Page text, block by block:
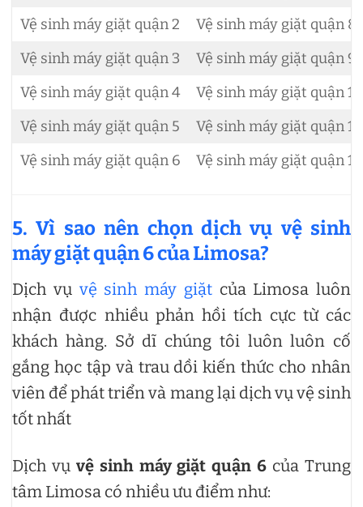
Vệ sinh máy giặt quận 2
Vệ sinh máy giặt quận 8
Vệ sinh máy giặt quận 3
Vệ sinh máy giặt quận 9
Vệ sinh máy giặt quận 4
Vệ sinh máy giặt quận 10
Vệ sinh máy giặt quận 5
Vệ sinh máy giặt quận 11
Vệ sinh máy giặt quận 6
Vệ sinh máy giặt quận 12
5. Vì sao nên chọn dịch vụ vệ sinh
máy giặt quận 6 của Limosa?
Dịch vụ vệ sinh máy giặtcủa Limosa luôn
nhận được nhiều phản hồi tích cực từ các
khách hàng. Sở dĩ chúng tôi luôn luôn cố
gắng học tập và trau dồi kiến thức cho nhân
viên để phát triển và mang lại dịch vụ vệ sinh
tốt nhất
Dịch vụ vệ sinh máy giặt quận 6 của Trung
tâm Limosa có nhiều ưu điểm như: